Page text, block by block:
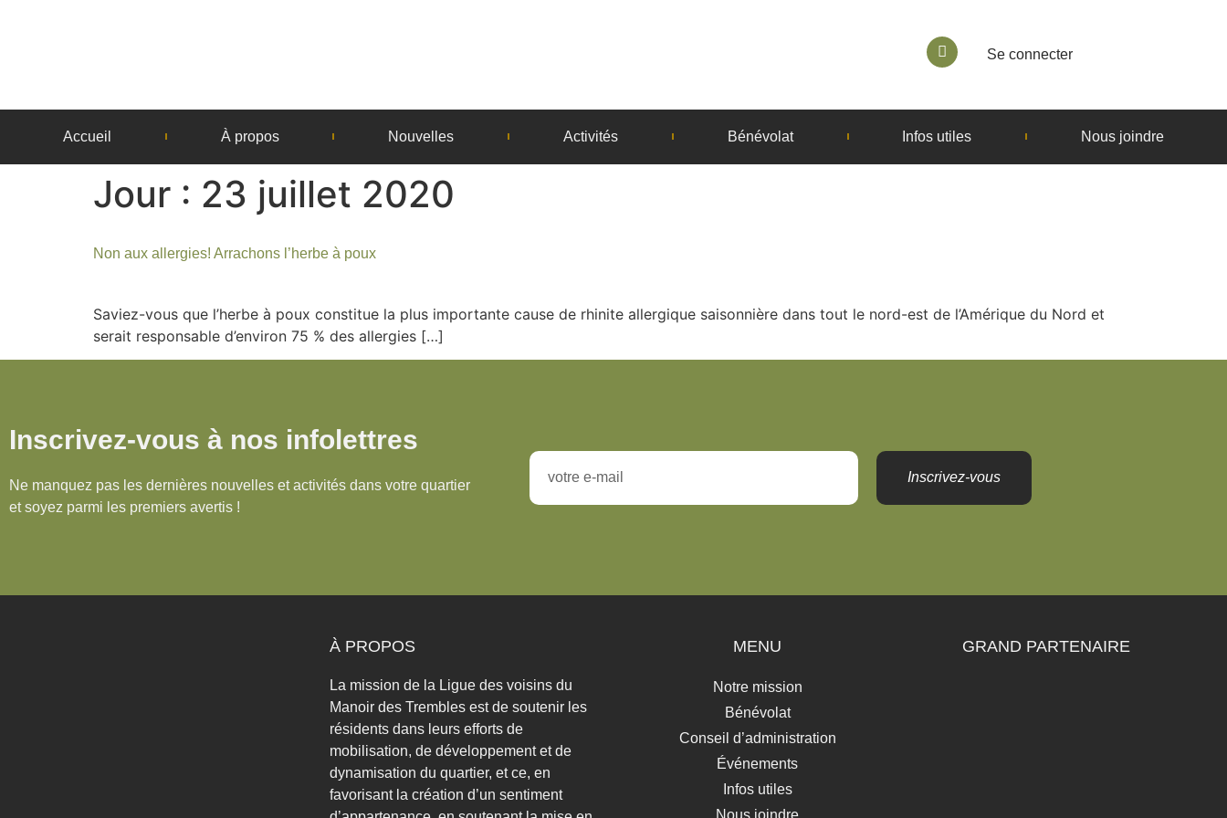
Se connecter
Accueil À propos Nouvelles Activités Bénévolat Infos utiles Nous joindre
Jour : 23 juillet 2020
Non aux allergies! Arrachons l’herbe à poux
Saviez-vous que l’herbe à poux constitue la plus importante cause de rhinite allergique saisonnière dans tout le nord-est de l’Amérique du Nord et
serait responsable d’environ 75 % des allergies […]
Inscrivez-vous à nos infolettres
Ne manquez pas les dernières nouvelles et activités dans votre quartier
et soyez parmi les premiers avertis !
Inscrivez-vous
À PROPOS
La mission de la Ligue des voisins du
Manoir des Trembles est de soutenir les
résidents dans leurs efforts de
mobilisation, de développement et de
dynamisation du quartier, et ce, en
favorisant la création d’un sentiment
MENU
Notre mission
Bénévolat
Conseil d’administration
Événements
Infos utiles
Nous joindre
GRAND PARTENAIRE